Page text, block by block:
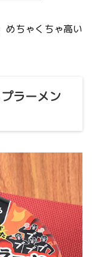
めちゃくちゃ高い
ラーメン